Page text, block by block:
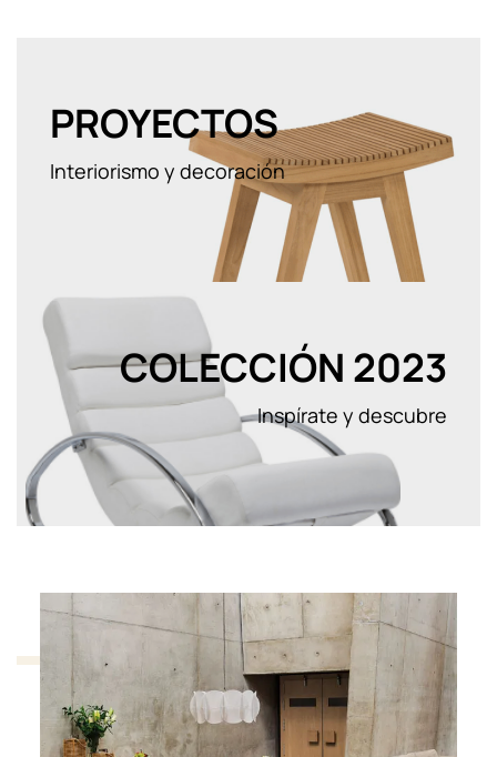
PROYECTOS
Interiorismo y decoración
COLECCIÓN 2023
Inspírate y descubre